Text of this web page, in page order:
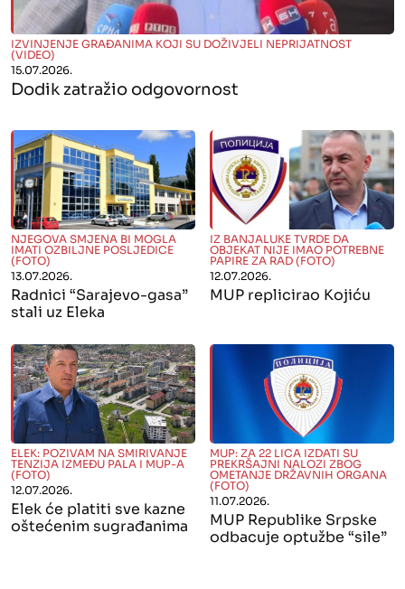
" alt="">
IZVINJENJE GRAĐANIMA KOJI SU DOŽIVJELI NEPRIJATNOST
(VIDEO)
15.07.2026.
Dodik zatražio odgovornost
" alt="">
NJEGOVA SMJENA BI MOGLA
IMATI OZBILJNE POSLJEDICE
(FOTO)
13.07.2026.
Radnici “Sarajevo-gasa”
stali uz Eleka
" alt="">
IZ BANJALUKE TVRDE DA
OBJEKAT NIJE IMAO POTREBNE
PAPIRE ZA RAD (FOTO)
12.07.2026.
MUP replicirao Kojiću
" alt="">
ELEK: POZIVAM NA SMIRIVANJE
TENZIJA IZMEĐU PALA I MUP-A
(FOTO)
12.07.2026.
Elek će platiti sve kazne
oštećenim sugrađanima
" alt="">
MUP: ZA 22 LICA IZDATI SU
PREKRŠAJNI NALOZI ZBOG
OMETANJE DRŽAVNIH ORGANA
(FOTO)
11.07.2026.
MUP Republike Srpske
odbacuje optužbe “sile”